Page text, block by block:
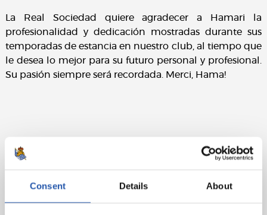
Consent Details About
La Real Sociedad quiere agradecer a Hamari la
profesionalidad y dedicación mostradas durante sus
temporadas de estancia en nuestro club, al tiempo que
le desea lo mejor para su futuro personal y profesional.
Su pasión siempre será recordada. Merci, Hama!